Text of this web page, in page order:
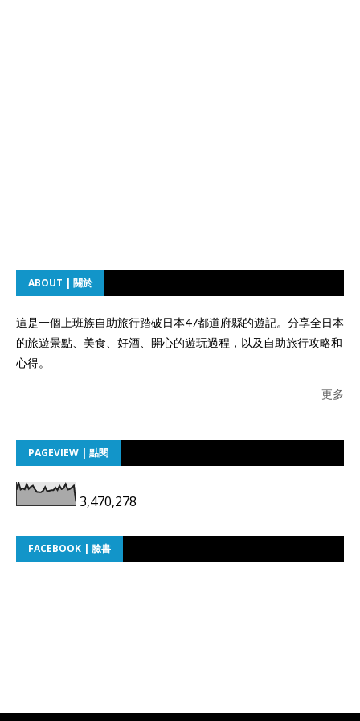
ABOUT | 關於
這是一個上班族自助旅行踏破日本47都道府縣的遊記。分享全日本
的旅遊景點、美食、好酒、開心的遊玩過程，以及自助旅行攻略和
心得。
更多
PAGEVIEW | 點閱
3,470,278
FACEBOOK | 臉書